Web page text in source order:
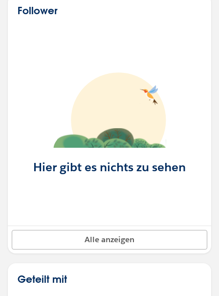
Follower
Hier gibt es nichts zu sehen
Alle anzeigen
Geteilt mit